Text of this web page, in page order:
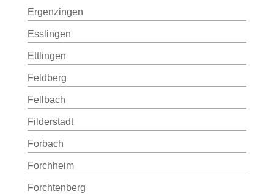
Ergenzingen
Esslingen
Ettlingen
Feldberg
Fellbach
Filderstadt
Forbach
Forchheim
Forchtenberg